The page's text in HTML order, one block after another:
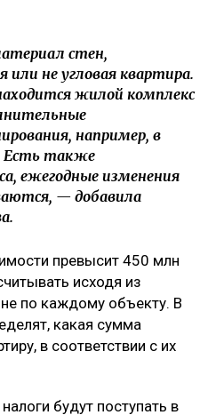
стен,
или не угловая квартира.
жилой комплекс
например, в
Есть также
ежегодные изменения
— добавила
превысит 450 млн
исходя из
по каждому объекту. В
какая сумма
в соответствии с их
будут поступать в